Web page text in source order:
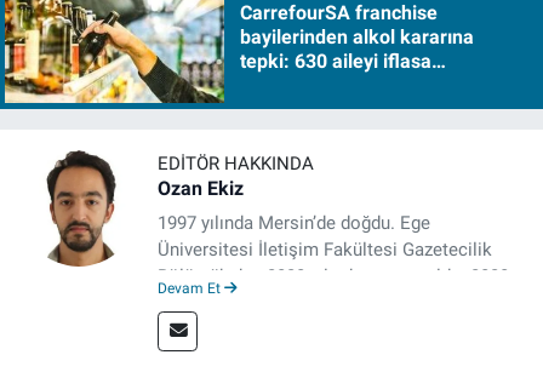
CarrefourSA franchise
bayilerinden alkol kararına
tepki: 630 aileyi iflasa
EDITÖR HAKKINDA
Ozan Ekiz
1997 yılında Mersin’de doğdu. Ege
Üniversitesi İletişim Fakültesi Gazetecilik
Bölümü’nden 2020 yılında mezun oldu. 2020
editörü, muhabir, rejisör olarak çalıştı.
Meslek hayatına İzmir’de başlayan gazeteci,
Devam Et